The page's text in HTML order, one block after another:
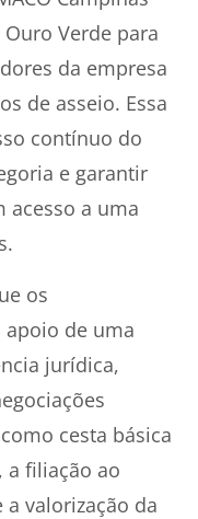
Verde para
da empresa
de asseio. Essa
contínuo do
e garantir
acesso a uma
os
de uma
jurídica,
cesta básica
a filiação ao
a valorização da